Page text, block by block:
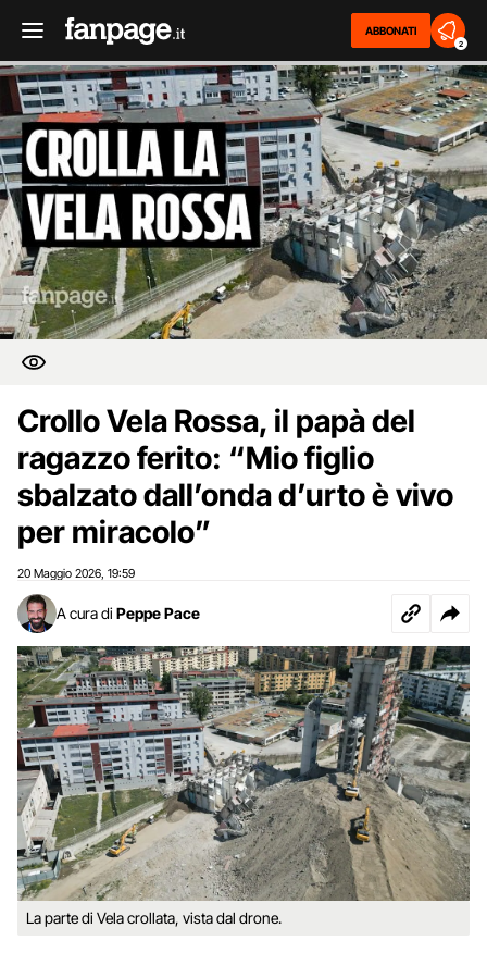
ABBONATI
2
Crollo Vela Rossa, il papà del
ragazzo ferito: “Mio figlio
sbalzato dall’onda d’urto è vivo
per miracolo”
20 Maggio 2026 19:59
A cura di Peppe Pace
La parte di Vela crollata, vista dal drone.